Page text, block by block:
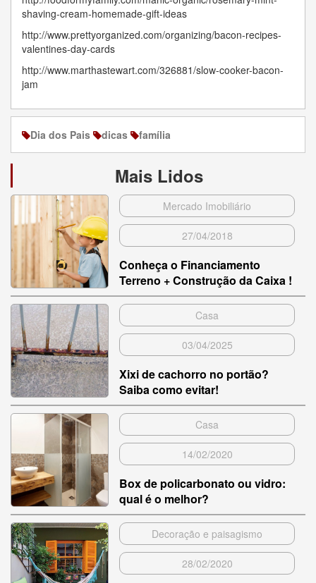
shaving-cream-homemade-gift-ideas
http://www.prettyorganized.com/organizing/bacon-recipes-
valentines-day-cards
http://www.marthastewart.com/326881/slow-cooker-bacon-
jam
Dia dos Pais dicas família
Mais Lidos
Mercado Imobiliário
27/04/2018
Conheça o Financiamento
Terreno + Construção da Caixa !
Casa
03/04/2025
Xixi de cachorro no portão?
Saiba como evitar!
Casa
14/02/2020
Box de policarbonato ou vidro:
qual é o melhor?
Decoração e paisagismo
28/02/2020